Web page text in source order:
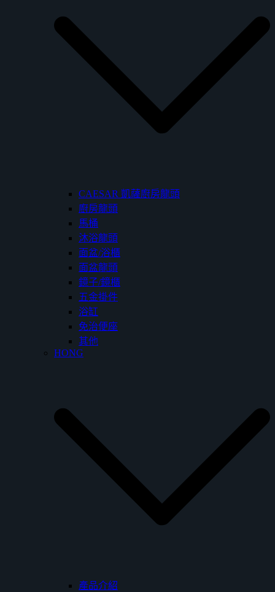
CAESAR 凱薩廚房龍頭
廚房龍頭
馬桶
沐浴龍頭
面盆/浴櫃
面盆龍頭
鏡子/鏡櫃
五金掛件
浴缸
免治便座
其他
HONG
產品介紹